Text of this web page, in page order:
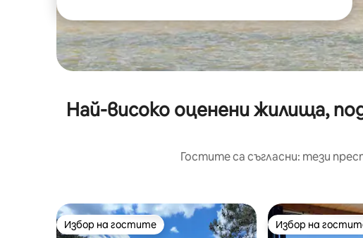
Най-високо оценени жилища,
Гостите са съгласни: тези
Избор на гостите
Избор на гостите Избор на
Избор на